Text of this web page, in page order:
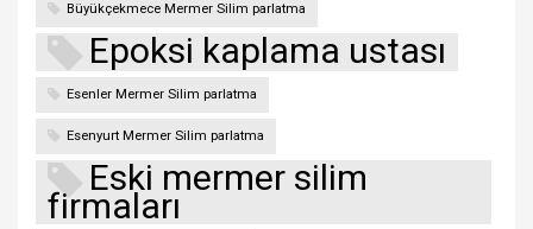
Büyükçekmece Mermer Silim parlatma
Epoksi kaplama ustası
Esenler Mermer Silim parlatma
Esenyurt Mermer Silim parlatma
Eski mermer silim
firmaları